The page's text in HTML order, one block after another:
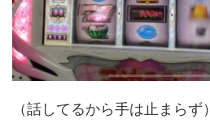
（話してるから手は止まらず）